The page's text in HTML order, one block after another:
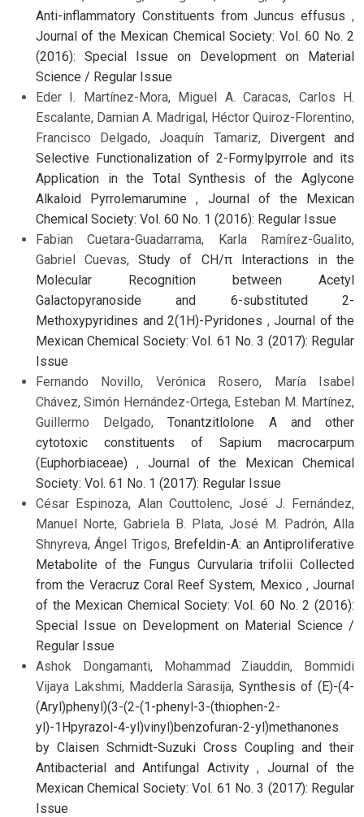
Anti-inflammatory Constituents from Juncus effusus ,
Journal of the Mexican Chemical Society: Vol. 60 No. 2
(2016): Special Issue on Development on Material
Science / Regular Issue
Eder I. Martínez-Mora, Miguel A. Caracas, Carlos H.
Escalante, Damian A. Madrigal, Héctor Quiroz-Florentino,
Francisco Delgado, Joaquín Tamariz, Divergent and
Selective Functionalization of 2-Formylpyrrole and its
Application in the Total Synthesis of the Aglycone
Alkaloid Pyrrolemarumine, Journal of the Mexican
Chemical Society: Vol. 60 No. 1 (2016): Regular Issue
Fabian Cuetara-Guadarrama, Karla Ramírez-Gualito,
Gabriel Cuevas,Study of CH/π Interactions in the
Molecular Recognition between Acetyl
Galactopyranoside and 6-substituted 2-
Methoxypyridines and 2(1H)-Pyridones , Journal of the
Mexican Chemical Society: Vol. 61 No. 3 (2017): Regular
Issue
Fernando Novillo, Verónica Rosero, María Isabel
Chávez, Simón Hernández-Ortega, Esteban M. Martínez,
Guillermo Delgado,Tonantzitlolone A and other
cytotoxic constituents of Sapium macrocarpum
(Euphorbiaceae) , Journal of the Mexican Chemical
Society: Vol. 61 No. 1 (2017): Regular Issue
César Espinoza, Alan Couttolenc, José J. Fernández,
Manuel Norte, Gabriela B. Plata, José M. Padrón, Alla
Shnyreva, Ángel Trigos, Brefeldin-A: an Antiproliferative
Metabolite of the Fungus Curvularia trifolii Collected
from the Veracruz Coral Reef System, Mexico , Journal
of the Mexican Chemical Society: Vol. 60 No. 2 (2016):
Special Issue on Development on Material Science /
Regular Issue
Ashok Dongamanti, Mohammad Ziauddin, Bommidi
Vijaya Lakshmi, Madderla Sarasija,Synthesis of (E)-(4-
(Aryl)phenyl)(3-(2-(1-phenyl-3-(thiophen-2-
yl)-1Hpyrazol-4-yl)vinyl)benzofuran-2-yl)methanones
by Claisen Schmidt-Suzuki Cross Coupling and their
Antibacterial and Antifungal Activity, Journal of the
Mexican Chemical Society: Vol. 61 No. 3 (2017): Regular
Issue